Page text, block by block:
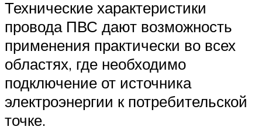
Технические характеристики
провода ПВС дают возможность
применения практически во всех
областях, где необходимо
подключение от источника
электроэнергии к потребительской
точке.